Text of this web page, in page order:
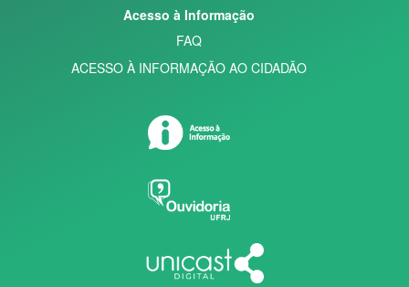
Acesso à Informação
FAQ
ACESSO À INFORMAÇÃO AO CIDADÃO